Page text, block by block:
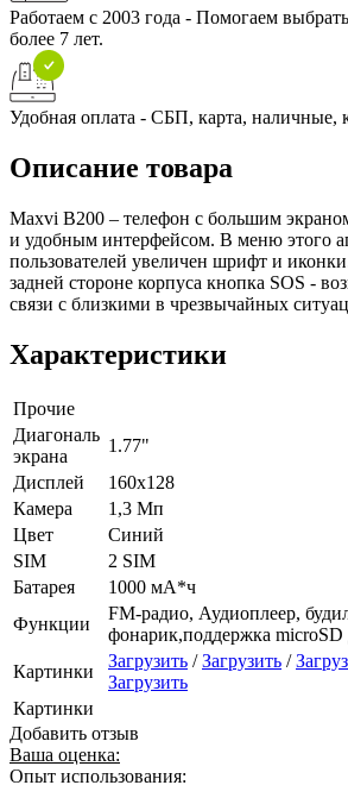
Работаем с 2003 года - Помогаем
более 7 лет.
Удобная оплата - СБП, карта, наличные,
Описание товара
Maxvi B200 – телефон с большим
и удобным интерфейсом. В меню этого
пользователей увеличен шрифт и
задней стороне корпуса кнопка SOS -
связи с близкими в чрезвычайных
Характеристики
Прочие
Диагональ
экрана
1.77"
Дисплей
160х128
Камера
1,3 Мп
Цвет
Синий
SIM
2 SIM
Батарея
1000 мА*ч
Функции
FM-радио, Аудиоплеер,
фонарик,поддержка microSD
Картинки
Загрузить /Загрузить /
Загрузить
Картинки
Добавить отзыв
Ваша оценка:
Опыт использования: